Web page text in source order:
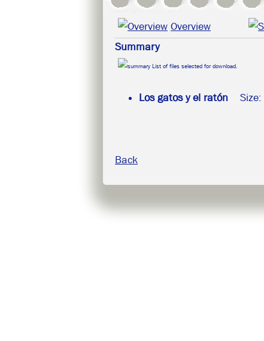
Overview
Summary
List of files selected for download.
Los gatos y el ratón Size:
Back